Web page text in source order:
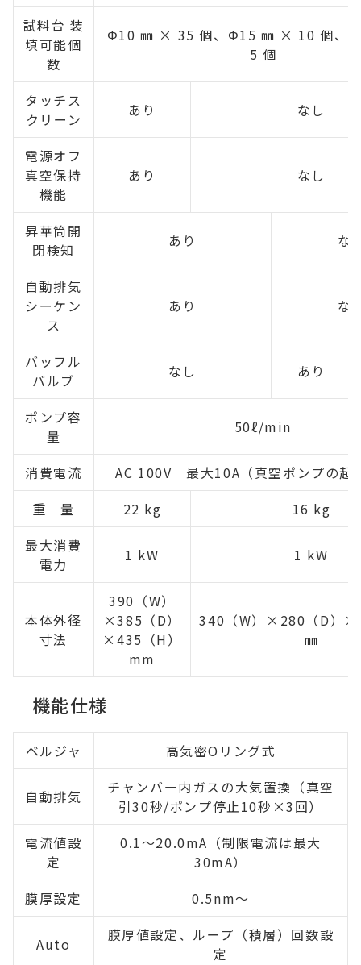
試料台 装
填可能個
数
Φ10 ㎜ × 35 個、Φ15 ㎜ × 10 個、
5 個
タッチス
クリーン
あり なし
電源オフ
真空保持
機能
あり なし
昇華筒開
閉検知
あり な
自動排気
シーケン
ス
あり な
バッフル
バルブ
なし あり
ポンプ容
量
50ℓ/min
消費電流
AC 100V 最大10A（真空ポンプの起
重 量
22 kg
16 kg
最大消費
電力
1 kW 1 kW
本体外径
寸法
390（W）
×385（D）
×435（H）
mm
340（W）×280（D）
㎜
機能仕様
ベルジャ 高気密Oリング式
自動排気
チャンバー内ガスの大気置換（真空
引30秒/ポンプ停止10秒×3回）
電流値設
定
0.1～20.0mA（制限電流は最大
30mA）
膜厚設定
0.5nm～
Auto
膜厚値設定、ループ（積層）回数設
定